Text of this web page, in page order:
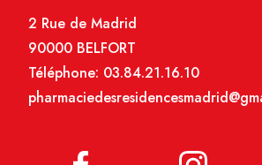
2 Rue de Madrid
90000 BELFORT
Téléphone: 03.84.21.16.10